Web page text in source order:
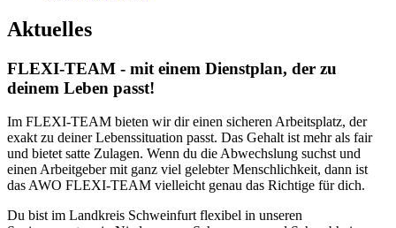
Aktuelles
FLEXI-TEAM - mit einem Dienstplan, der zu
deinem Leben passt!
Im FLEXI-TEAM bieten wir dir einen sicheren Arbeitsplatz, der
exakt zu deiner Lebenssituation passt. Das Gehalt ist mehr als fair
und bietet satte Zulagen. Wenn du die Abwechslung suchst und
einen Arbeitgeber mit ganz viel gelebter Menschlichkeit, dann ist
das AWO FLEXI-TEAM vielleicht genau das Richtige für dich.
Du bist im Landkreis Schweinfurt flexibel in unseren